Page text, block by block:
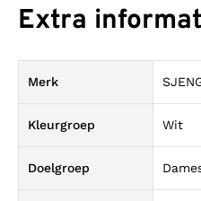
Extra
Merk
Kleurgroep Wit
Doelgroep